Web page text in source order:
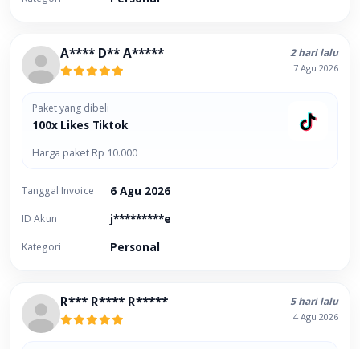
A**** D** A***** 2 hari lalu
7 Agu 2026
Paket yang dibeli
100x Likes Tiktok
Harga paket Rp 10.000
Tanggal Invoice 6 Agu 2026
ID Akun j*********e
Kategori Personal
R*** R**** R***** 5 hari lalu
4 Agu 2026